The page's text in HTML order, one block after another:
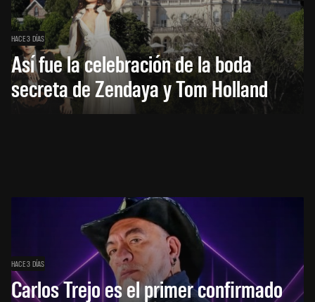
HACE 3 DÍAS
Así fue la celebración de la boda
secreta de Zendaya y Tom Holland
HACE 3 DÍAS
Carlos Trejo es el primer confirmado